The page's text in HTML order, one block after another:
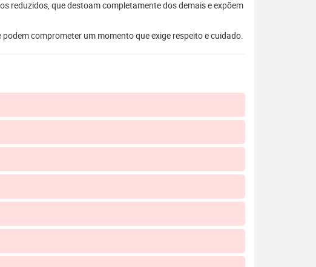
reduzidos, que destoam completamente dos demais e expõem
comprometer um momento que exige respeito e cuidado.